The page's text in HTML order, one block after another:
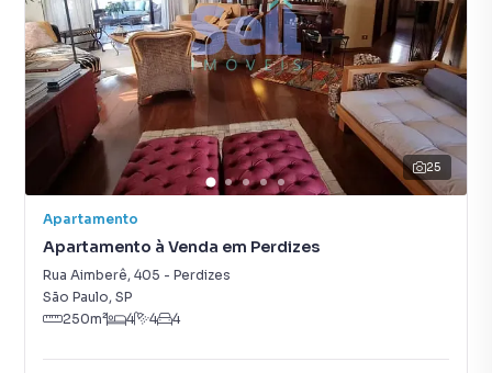
25
Apartamento
Apartamento à Venda em Perdizes
Rua Aimberê, 405 - Perdizes
São Paulo, SP
250m² 4 4 4